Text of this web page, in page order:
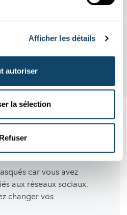
Afficher les détails
autoriser
la sélection
Refuser
car vous avez
aux réseaux sociaux.
changer vos